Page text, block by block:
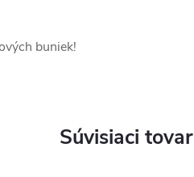
buniek!
Súvisiaci tovar